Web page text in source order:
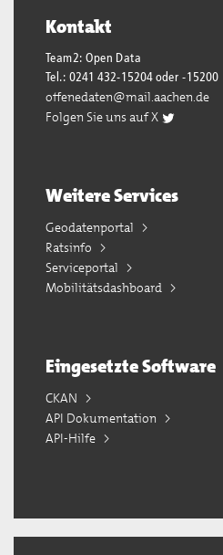
Kontakt
Team2: Open Data
Tel.: 0241 432-15204 oder -15200
offenedaten@mail.aachen.de
Folgen Sie uns auf X
Weitere Services
Geodatenportal
Ratsinfo
Serviceportal
Mobilitätsdashboard
Eingesetzte Software
CKAN
API Dokumentation
API-Hilfe